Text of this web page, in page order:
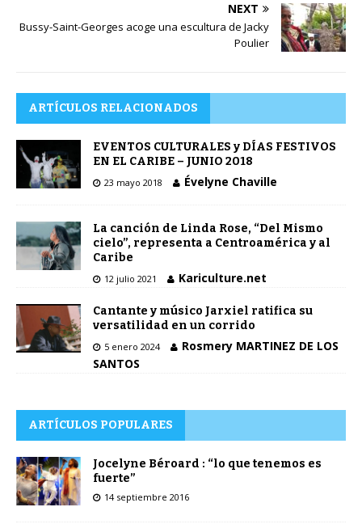
NEXT
Bussy-Saint-Georges acoge una escultura de Jacky
Poulier
ARTÍCULOS RELACIONADOS
EVENTOS CULTURALES y DÍAS FESTIVOS
EN EL CARIBE – JUNIO 2018
23 mayo 2018 Évelyne Chaville
La canción de Linda Rose, “Del Mismo
cielo”, representa a Centroamérica y al
Caribe
12 julio 2021 Kariculture.net
Cantante y músico Jarxiel ratifica su
versatilidad en un corrido
5 enero 2024
Rosmery MARTINEZ DE LOS
SANTOS
ARTÍCULOS POPULARES
Jocelyne Béroard : “lo que tenemos es
fuerte”
14 septiembre 2016